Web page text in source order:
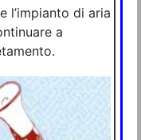
l’impianto di aria
a